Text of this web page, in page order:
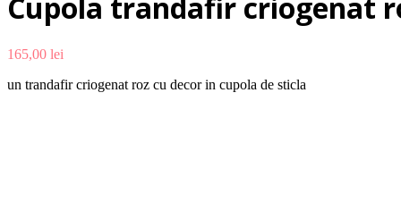
Cupola trandafir criogenat
165,00 lei
un trandafir criogenat roz cu decor in cupola de sticla